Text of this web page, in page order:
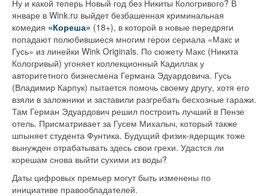
Ну и какой теперь Новый год без Никиты Кологривого? В
январе в Wink.ru выйдет безбашенная криминальная
комедия «Кореша» (18+), в которой в новые передряги
попадают полюбившиеся многим герои сериала «Макс и
Гусь» из линейки Wink Originals. По сюжету Макс (Никита
Кологривый) угоняет коллекционный Кадиллак у
авторитетного бизнесмена Германа Эдуардовича. Гусь
(Владимир Карпук) пытается помочь своему другу, хотя его
взяли в заложники и заставили разгребать бесхозные гаражи.
Там Герман Эдуардович решил построить лучший в Пензе
отель. Присматривает за Гусем Михалыч, который также
шпыняет студента Фунтика. Будущий физик-ядерщик тоже
вынужден отрабатывать здесь свои грехи. Удастся ли
корешам снова выйти сухими из воды?
Даты цифровых премьер могут быть изменены по
инициативе правообладателей.